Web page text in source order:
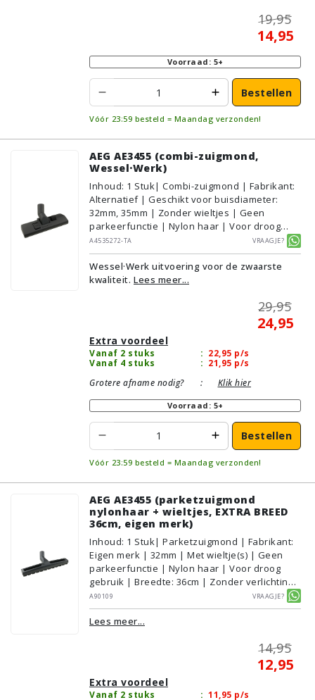
19,95
14,95
Voorraad: 5+
Bestellen
Vóór 23:59 besteld = Maandag verzonden!
AEG AE3455 (combi-zuigmond,
Wessel·Werk)
Inhoud: 1 Stuk| Combi-zuigmond | Fabrikant:
Alternatief | Geschikt voor buisdiameter:
32mm, 35mm | Zonder wieltjes | Geen
parkeerfunctie | Nylon haar | Voor droog
gebruik | Breedte: 27cm | Zonder verlichting |
Zonder kliksysteem | Zwart | Wessel·Werk |
Geschikt voor vloertype: Plavuizen/Tegels,
Parket/Laminaat, PVC/Vinyl,
A4535272-TA Vraagje?
Wessel·Werk uitvoering voor de zwaarste
kwaliteit. Lees meer...
29,95
24,95
Extra voordeel
Vanaf 2 stuks : 22,95 p/s
Vanaf 4 stuks
: 21,95 p/s
Grotere afname nodig?
: Klik hier
Voorraad: 5+
Bestellen
Vóór 23:59 besteld = Maandag verzonden!
AEG AE3455 (parketzuigmond
nylonhaar + wieltjes, EXTRA BREED
36cm, eigen merk)
Inhoud: 1 Stuk| Parketzuigmond | Fabrikant:
Eigen merk | 32mm | Met wieltje(s) | Geen
parkeerfunctie | Nylon haar | Voor droog
gebruik | Breedte: 36cm | Zonder verlichting |
Zonder kliksysteem | Zwart | Alternatief |
Geschikt voor vloertype: Plavuizen/Tegels,
Parket/Laminaat, PVC/Vinyl
A90109 Vraagje?
Lees meer...
14,95
12,95
Extra voordeel
Vanaf 2 stuks : 11,95 p/s